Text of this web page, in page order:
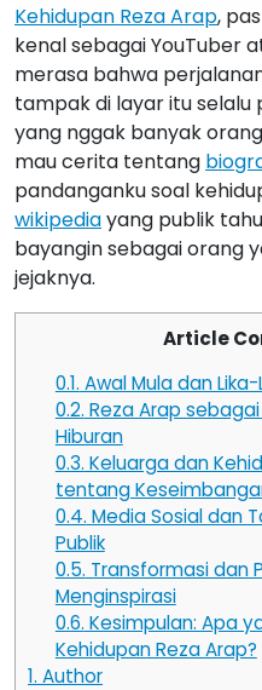
Kehidupan Reza Arap,
kenal sebagai YouTuber
merasa bahwa
tampak di layar itu selalu
yang nggak banyak
mau cerita tentang
pandanganku soal
wikipediayang publik
bayangin sebagai orang
jejaknya.
Article
0.1. Awal Mula dan
0.2. Reza Arap sebagai
Hiburan
0.3. Keluarga dan
tentang
0.4. Media Sosial dan
Publik
0.5. Transformasi dan
Menginspirasi
0.6. Kesimpulan: Apa
Kehidupan Reza Arap?
1. Author